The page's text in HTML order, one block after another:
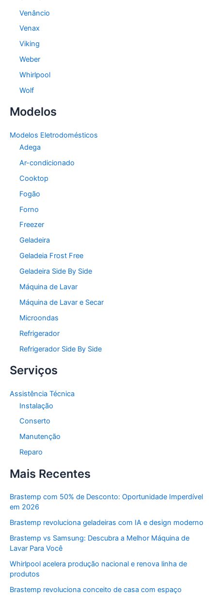
Venâncio
Venax
Viking
Weber
Whirlpool
Wolf
Modelos
Modelos Eletrodomésticos
Adega
Ar-condicionado
Cooktop
Fogão
Forno
Freezer
Geladeira
Geladeia Frost Free
Geladeira Side By Side
Máquina de Lavar
Máquina de Lavar e Secar
Microondas
Refrigerador
Refrigerador Side By Side
Serviços
Assistência Técnica
Instalação
Conserto
Manutenção
Reparo
Mais Recentes
Brastemp com 50% de Desconto: Oportunidade Imperdível
em 2026
Brastemp revoluciona geladeiras com IA e design moderno
Brastemp vs Samsung: Descubra a Melhor Máquina de
Lavar Para Você
Whirlpool acelera produção nacional e renova linha de
produtos
Brastemp revoluciona conceito de casa com espaço